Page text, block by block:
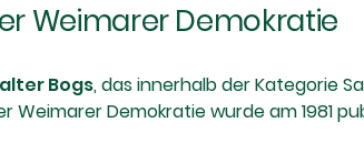
Weimarer Demokratie
Bogs, das innerhalb der Kategorie
Demokratie wurde am 1981